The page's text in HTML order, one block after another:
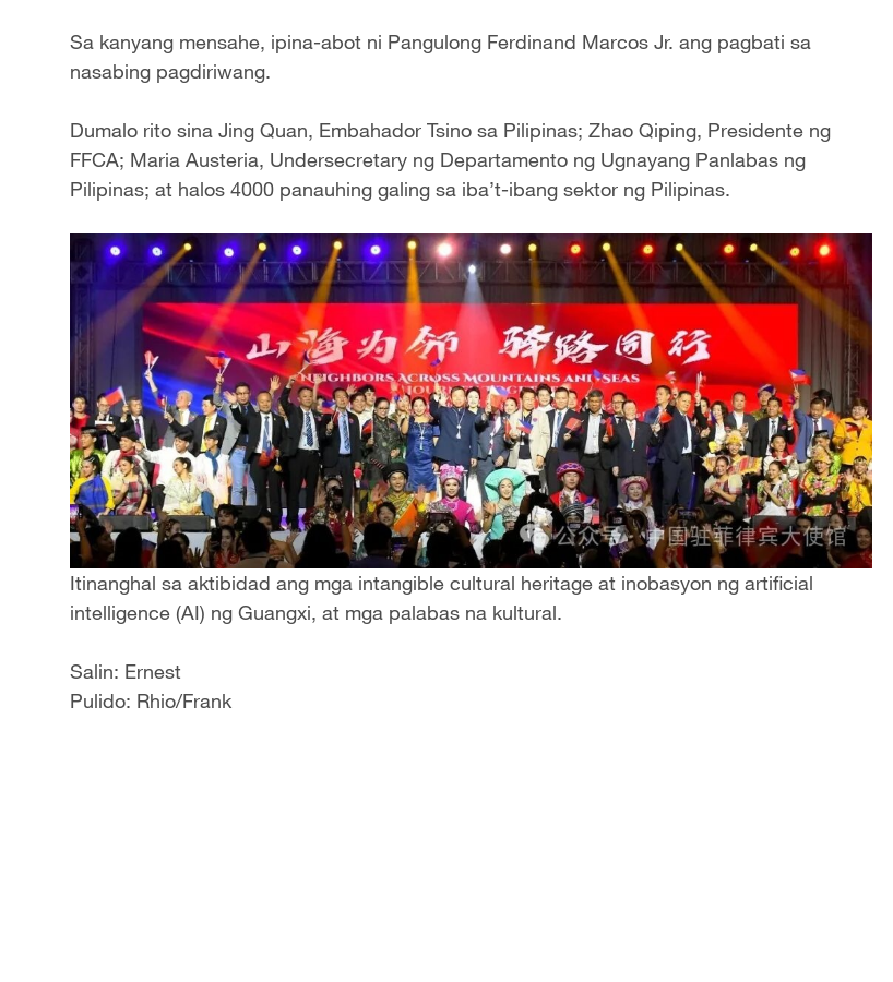
Sa kanyang mensahe, ipina-abot ni Pangulong Ferdinand Marcos Jr. ang pagbati sa
nasabing pagdiriwang.
Dumalo rito sina Jing Quan, Embahador Tsino sa Pilipinas; Zhao Qiping, Presidente ng
FFCA; Maria Austeria, Undersecretary ng Departamento ng Ugnayang Panlabas ng
Pilipinas; at halos 4000 panauhing galing sa iba’t-ibang sektor ng Pilipinas.
Itinanghal sa aktibidad ang mga intangible cultural heritage at inobasyon ng artificial
intelligence (AI) ng Guangxi, at mga palabas na kultural.
Salin: Ernest
Pulido: Rhio/Frank